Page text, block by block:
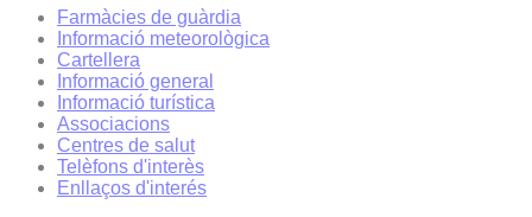
Farmàcies de guàrdia
Informació meteorològica
Cartellera
Informació general
Informació turística
Associacions
Centres de salut
Telèfons d'interès
Enllaços d'interés